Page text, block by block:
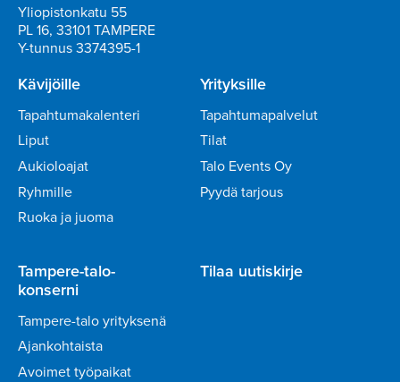
Yliopistonkatu 55
PL 16, 33101 TAMPERE
Y-tunnus 3374395-1
Kävijöille
Tapahtumakalenteri
Liput
Aukioloajat
Ryhmille
Ruoka ja juoma
Yrityksille
Tapahtumapalvelut
Tilat
Talo Events Oy
Pyydä tarjous
Tampere-talo-
konserni
Tampere-talo yrityksenä
Ajankohtaista
Avoimet työpaikat
Tilaa uutiskirje